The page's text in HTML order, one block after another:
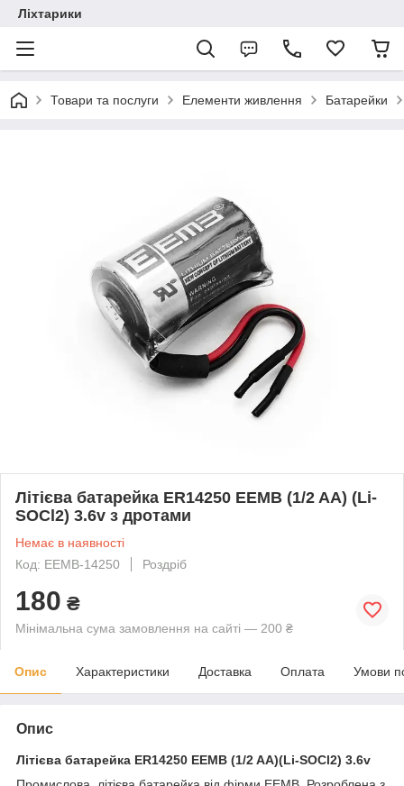
Ліхтарики
Товари та послуги Елементи живлення Батарейки
Літієва батарейка ER14250 EEMB (1/2 AA) (Li-
SOCl2) 3.6v з дротами
Немає в наявності
Код: EEMB-14250
Роздріб
180 ₴
Мінімальна сума замовлення на сайті — 200 ₴
Опис Характеристики Доставка Оплата Умови
Опис
Літієва батарейка ER14250 EEMB (1/2 AA)(Li-SOCl2) 3.6v